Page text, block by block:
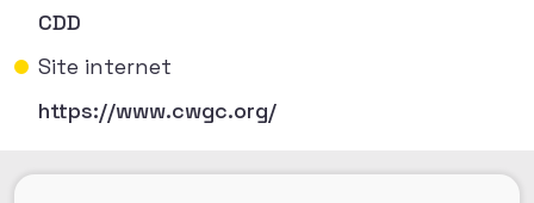
CDD
Site internet
https://www.cwgc.org/